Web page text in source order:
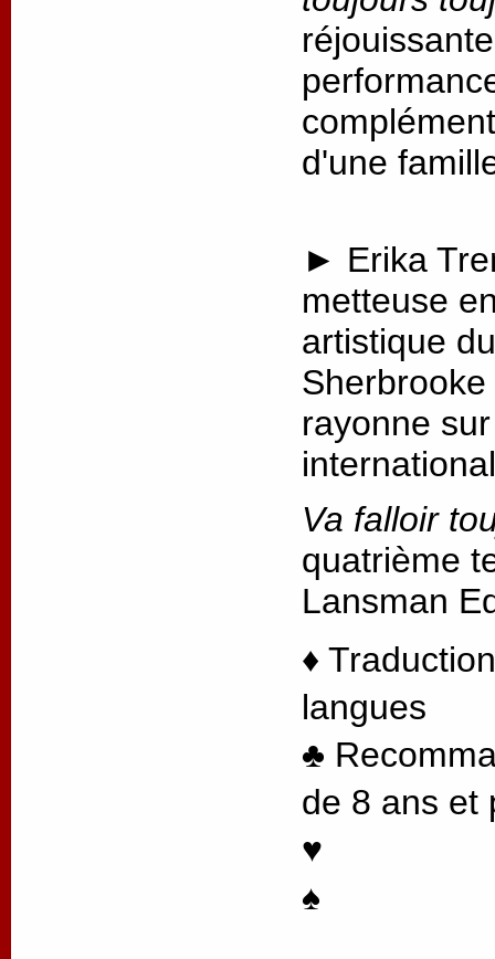
d'une
► Erika
metteuse
artistique
rayonne
Va falloir
quatrième
Lansman
♦
langues
♣
de 8 ans et
♥
♠